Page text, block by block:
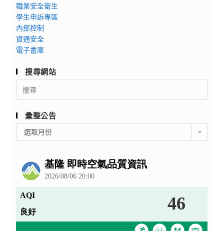
職業安全衛生
學生申訴專區
內部控制
資通安全
電子書庫
搜尋網站
Search
for:
彙整公告
整
選取月份